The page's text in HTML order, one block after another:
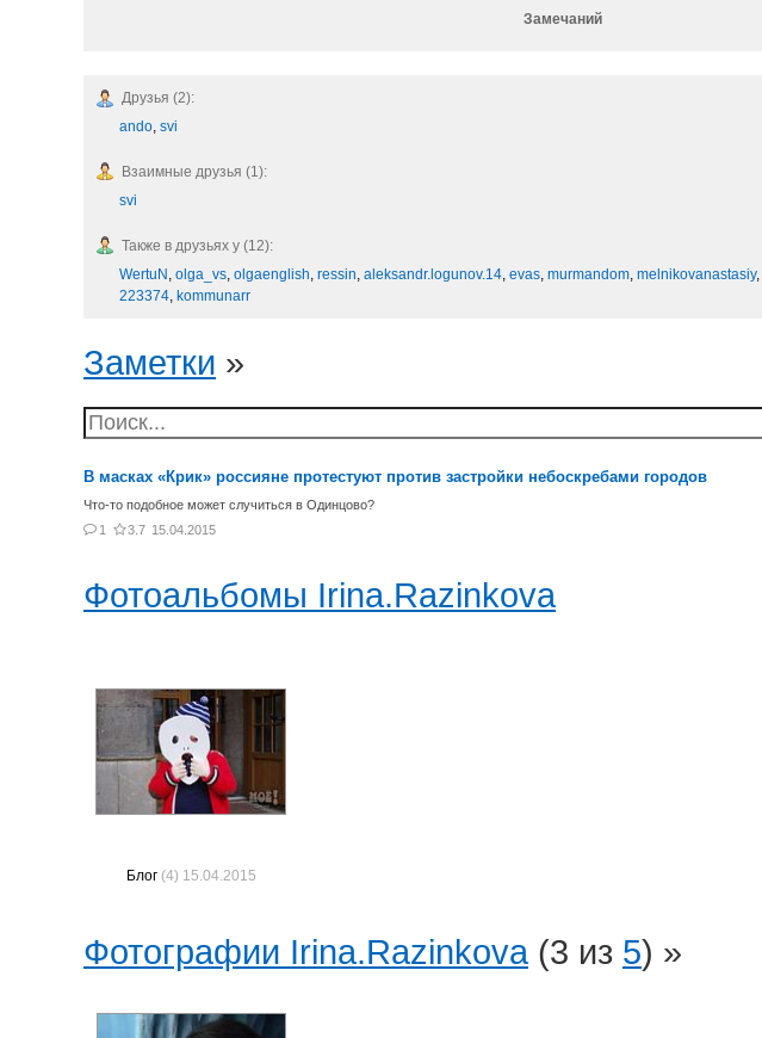
Замечаний
Друзья (2):
ando, svi
Взаимные друзья (1):
svi
Также в друзьях у (12):
WertuN , olga_vs, olgaenglish, ressin, aleksandr.logunov.14, evas, murmandom, melnikovanastasiy,
223374, kommunarr
Заметки »
В масках «Крик» россияне протестуют против застройки небоскребами городов
Что-то подобное может случиться в Одинцово?
1
3.7 15.04.2015
Фотоальбомы Irina.Razinkova
Блог(4) 15.04.2015
Фотографии Irina.Razinkova(3 из 5) »